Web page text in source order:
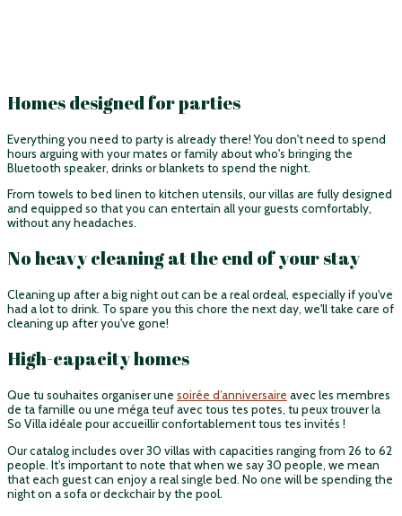
Homes designed for parties
Everything you need to party is already there! You don't need to spend
hours arguing with your mates or family about who's bringing the
Bluetooth speaker, drinks or blankets to spend the night.
From towels to bed linen to kitchen utensils, our villas are fully designed
and equipped so that you can entertain all your guests comfortably,
without any headaches.
No heavy cleaning at the end of your stay
Cleaning up after a big night out can be a real ordeal, especially if you've
had a lot to drink. To spare you this chore the next day, we'll take care of
cleaning up after you've gone!
High-capacity homes
Que tu souhaites organiser une soirée d’anniversaire avec les membres
de ta famille ou une méga teuf avec tous tes potes, tu peux trouver la
So Villa idéale pour accueillir confortablement tous tes invités !
Our catalog includes over 30 villas with capacities ranging from 26 to 62
people. It's important to note that when we say 30 people, we mean
that each guest can enjoy a real single bed. No one will be spending the
night on a sofa or deckchair by the pool.